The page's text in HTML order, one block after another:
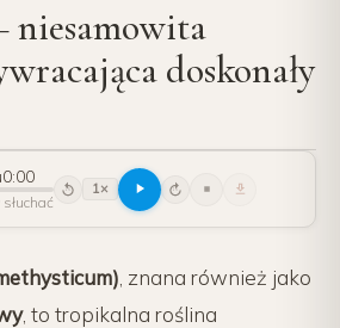
niesamowita
doskonały
0:00
15 1× 15
, znana również jako
, to tropikalna roślina